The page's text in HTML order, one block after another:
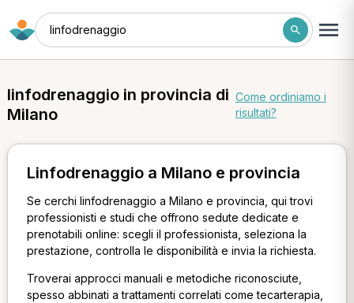
linfodrenaggio
linfodrenaggio in provincia di
Milano
Come ordiniamo i
risultati?
Linfodrenaggio a Milano e provincia
Se cerchi linfodrenaggio a Milano e provincia, qui trovi
professionisti e studi che offrono sedute dedicate e
prenotabili online: scegli il professionista, seleziona la
prestazione, controlla le disponibilità e invia la richiesta.
Troverai approcci manuali e metodiche riconosciute,
spesso abbinati a trattamenti correlati come tecarterapia,